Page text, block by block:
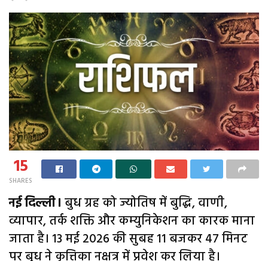
15
SHARES
नई दिल्ली। बुध ग्रह को ज्योतिष में बुद्धि, वाणी,
व्यापार, तर्क शक्ति और कम्युनिकेशन का कारक माना
जाता है। 13 मई 2026 की सुबह 11 बजकर 47 मिनट
पर बुध ने कृत्तिका नक्षत्र में प्रवेश कर लिया है।